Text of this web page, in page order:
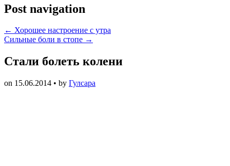
Post navigation
← Хорошее настроение с утра
Сильные боли в стопе →
Стали болеть колени
on 15.06.2014 • by Гулсара